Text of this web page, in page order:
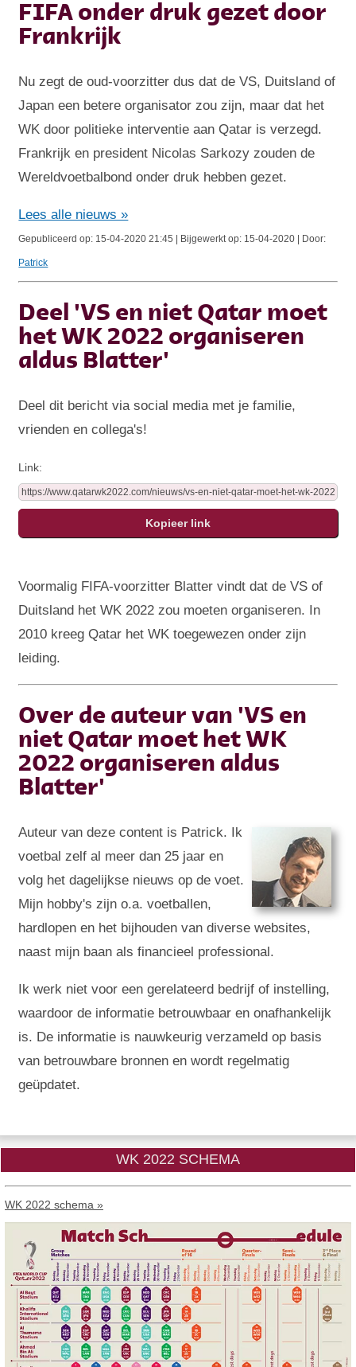
FIFA onder druk gezet door
Frankrijk
Nu zegt de oud-voorzitter dus dat de VS, Duitsland of
Japan een betere organisator zou zijn, maar dat het
WK door politieke interventie aan Qatar is verzegd.
Frankrijk en president Nicolas Sarkozy zouden de
Wereldvoetbalbond onder druk hebben gezet.
Lees alle nieuws »
Gepubliceerd op: 15-04-2020 21:45 | Bijgewerkt op: 15-04-2020 | Door:
Patrick
Deel 'VS en niet Qatar moet
het WK 2022 organiseren
aldus Blatter'
Deel dit bericht via social media met je familie,
vrienden en collega's!
Link:
Voormalig FIFA-voorzitter Blatter vindt dat de VS of
Duitsland het WK 2022 zou moeten organiseren. In
2010 kreeg Qatar het WK toegewezen onder zijn
leiding.
Over de auteur van 'VS en
niet Qatar moet het WK
2022 organiseren aldus
Blatter'
Auteur van deze content is Patrick. Ik
voetbal zelf al meer dan 25 jaar en
volg het dagelijkse nieuws op de voet.
Mijn hobby's zijn o.a. voetballen,
hardlopen en het bijhouden van diverse websites,
naast mijn baan als financieel professional.
Ik werk niet voor een gerelateerd bedrijf of instelling,
waardoor de informatie betrouwbaar en onafhankelijk
is. De informatie is nauwkeurig verzameld op basis
van betrouwbare bronnen en wordt regelmatig
geüpdatet.
WK 2022 SCHEMA
WK 2022 schema »